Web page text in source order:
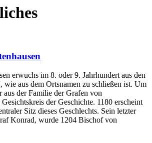
erwuchs im 8. oder 9. Jahrhundert aus den
wie aus dem Ortsnamen zu schließen ist. Um
aus der Familie der Grafen von
der Geschichte. 1180 erscheint
Sitz dieses Geschlechts. Sein letzter
Konrad, wurde 1204 Bischof von